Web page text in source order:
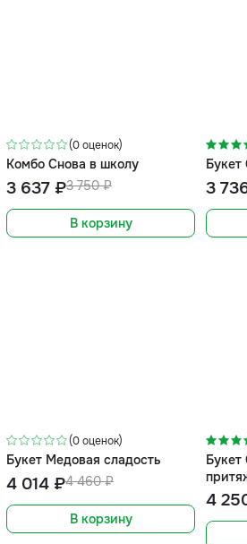
(0 оценок)
Комбо Снова в школу
3 750 ₽
3 637 ₽
В корзину
3
(0 оценок)
Букет Медовая сладость
4 460 ₽
4 014 ₽
В корзину
Букет
4